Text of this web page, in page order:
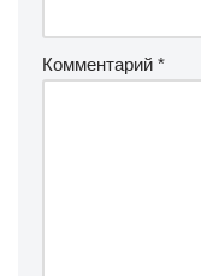
Комментарий *